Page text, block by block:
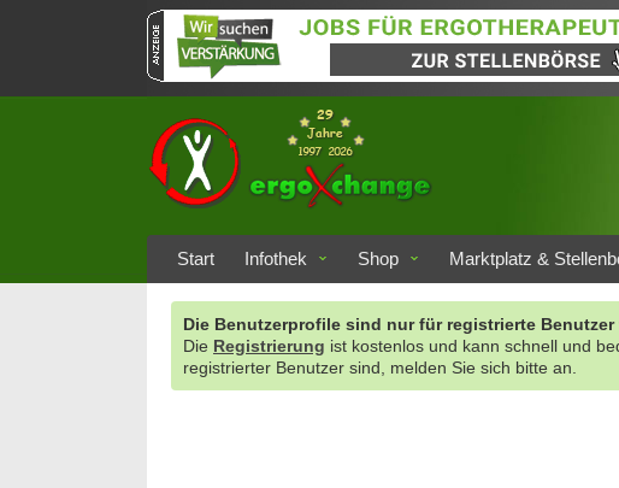
Start Infothek Shop Marktplatz &
Die Benutzerprofile sind nur für registrierte
Die Registrierung ist kostenlos und kann schnell und
registrierter Benutzer sind, melden Sie sich bitte an.